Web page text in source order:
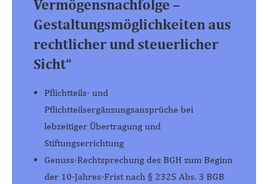
Vermögensnachfolge –
Gestaltungsmöglichkeiten aus
rechtlicher und steuerlicher
Sicht“
Pflichtteils- und
Pflichtteilsergänzungsansprüche bei
lebzeitiger Übertragung und
Stiftungserrichtung
Genuss-Rechtsprechung des BGH zum Beginn
der 10-Jahres-Frist nach § 2325 Abs. 3 BGB